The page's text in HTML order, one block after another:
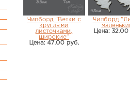
Чипборд "Ветки с
круглыми
листочками,
широкие"
Цена: 47.00 руб.
Чипборд
Цена: 32.00